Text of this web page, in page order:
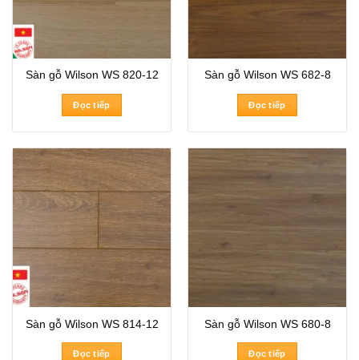
Sàn gỗ Wilson WS 820-12
Đọc tiếp
Sàn gỗ Wilson WS 682-8
Đọc tiếp
Sàn gỗ Wilson WS 814-12
Đọc tiếp
Sàn gỗ Wilson WS 680-8
Đọc tiếp